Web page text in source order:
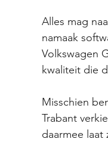
Alles mag
namaak
Volkswagen
kwaliteit die
Misschien
Trabant
daarmee